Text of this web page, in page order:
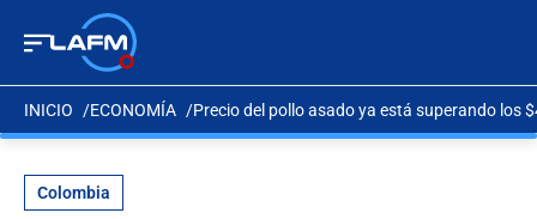
INICIO ECONOMÍA Precio del pollo asado ya está superando los
Colombia